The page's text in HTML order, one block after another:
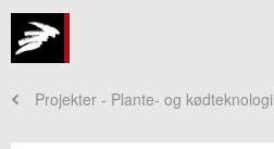
Projekter - Plante- og kødteknologi